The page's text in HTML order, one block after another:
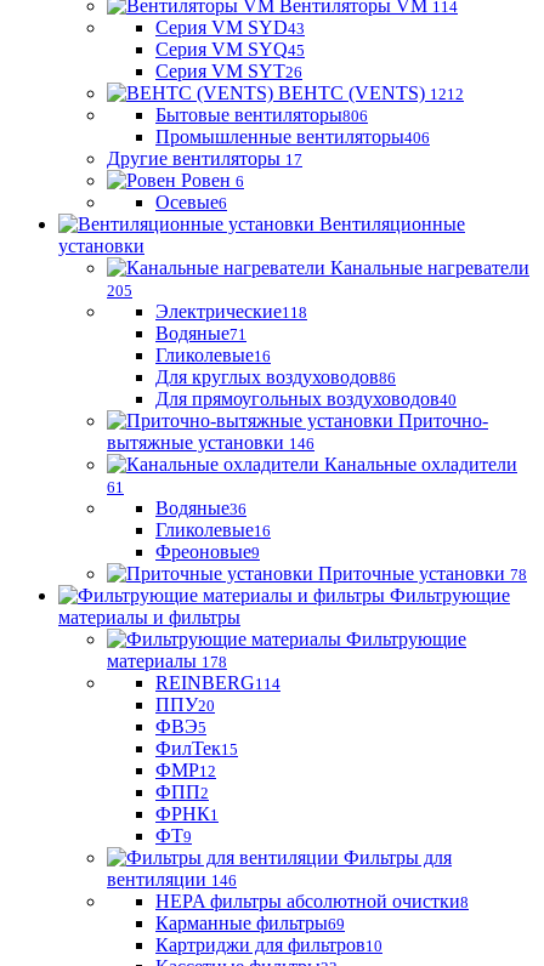
Вентиляторы VM 114
Серия VM SYD43
Серия VM SYQ45
Серия VM SYT26
ВЕНТС (VENTS) 1212
Бытовые вентиляторы806
Промышленные вентиляторы406
Другие вентиляторы 17
Ровен 6
Осевые6
Вентиляционные
установки
Канальные нагреватели
205
Электрические118
Водяные71
Гликолевые16
Для круглых воздуховодов86
Для прямоугольных воздуховодов40
Приточно-
вытяжные установки 146
Канальные охладители
61
Водяные36
Гликолевые16
Фреоновые9
Приточные установки 78
Фильтрующие
материалы и фильтры
Фильтрующие
материaлы 178
REINBERG114
ППУ20
ФВЭ5
ФилТек15
ФМР12
ФПП2
ФРНК1
ФТ9
Фильтры для
вентиляции 146
HEPA фильтры абсолютной очистки8
Карманные фильтры69
Картриджи для фильтров10